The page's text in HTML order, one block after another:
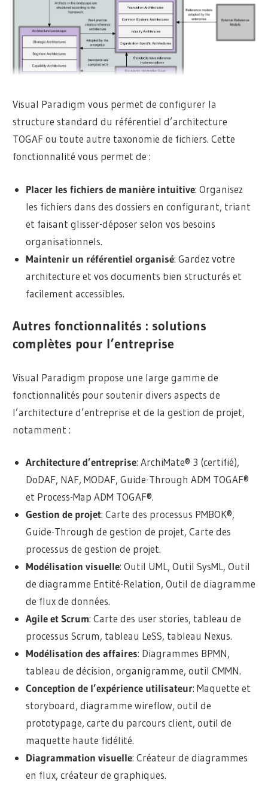
Visual Paradigm vous permet de configurer la
structure standard du référentiel d’architecture
TOGAF ou toute autre taxonomie de fichiers. Cette
fonctionnalité vous permet de :
Placer les fichiers de manière intuitive: Organisez
les fichiers dans des dossiers en configurant, triant
et faisant glisser-déposer selon vos besoins
organisationnels.
Maintenir un référentiel organisé: Gardez votre
architecture et vos documents bien structurés et
facilement accessibles.
Autres fonctionnalités : solutions
complètes pour l’entreprise
Visual Paradigm propose une large gamme de
fonctionnalités pour soutenir divers aspects de
l’architecture d’entreprise et de la gestion de projet,
notamment :
Architecture d’entreprise: ArchiMate® 3 (certifié),
DoDAF, NAF, MODAF, Guide-Through ADM TOGAF®
et Process-Map ADM TOGAF®.
Gestion de projet: Carte des processus PMBOK®,
Guide-Through de gestion de projet, Carte des
processus de gestion de projet.
Modélisation visuelle: Outil UML, Outil SysML, Outil
de diagramme Entité-Relation, Outil de diagramme
de flux de données.
Agile et Scrum: Carte des user stories, tableau de
processus Scrum, tableau LeSS, tableau Nexus.
Modélisation des affaires: Diagrammes BPMN,
tableau de décision, organigramme, outil CMMN.
Conception de l’expérience utilisateur: Maquette et
storyboard, diagramme wireflow, outil de
prototypage, carte du parcours client, outil de
maquette haute fidélité.
Diagrammation visuelle: Créateur de diagrammes
en flux, créateur de graphiques.